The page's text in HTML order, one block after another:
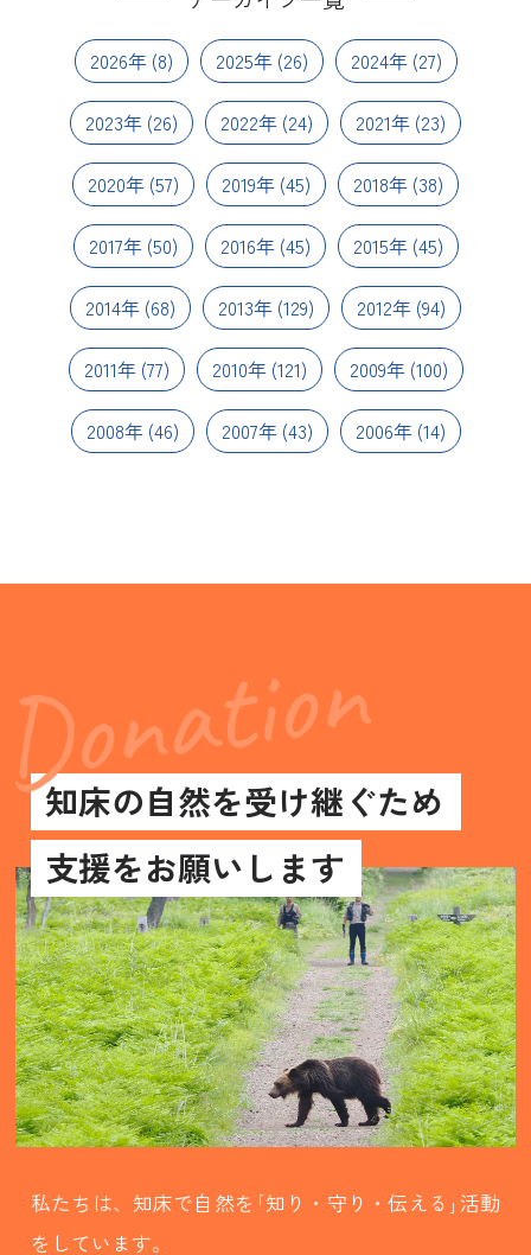
2026年(8) 2025年(26) 2024年(27)
2023年 (26) 2022年 (24) 2021年 (23)
2020年 (57) 2019年 (45) 2018年 (38)
2017年(50) 2016年(45) 2015年(45)
2014年 (68) 2013年 (129) 2012年 (94)
2011年(77) 2010年(121) 2009年(100)
2008年(46) 2007年(43) 2006年(14)
知床の自然を受け継ぐため
支援をお願いします
私たちは、知床で自然を｢知り・守り・伝える｣活動
をしています。